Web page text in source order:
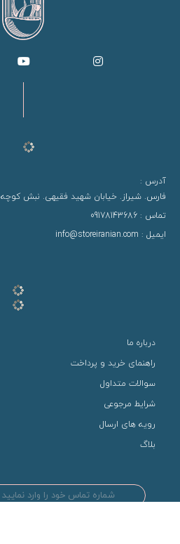
آدرس :
فارس. شیراز. خیابان شهید فقیهی. نبش کوچه 9. فروشگاه استور ایرانیان
تماس : 09178143686
ایمیل : info@storeiranian.com
درباره ما
راهنمای خرید و پرداخت
سوالات متداول
شرایط مرجوعی
رویه های ارسال
بلاگ